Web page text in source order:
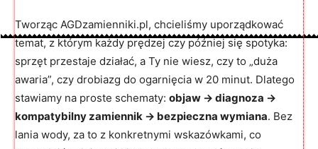
Tworząc AGDzamienniki.pl, chcieliśmy uporządkować
temat, z którym każdy prędzej czy później się spotyka:
sprzęt przestaje działać, a Ty nie wiesz, czy to „duża
awaria”, czy drobiazg do ogarnięcia w 20 minut. Dlatego
stawiamy na proste schematy: objaw → diagnoza →
kompatybilny zamiennik → bezpieczna wymiana. Bez
lania wody, za to z konkretnymi wskazówkami, co